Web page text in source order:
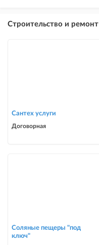
Строительство и ремонт
Сантех услуги
Договорная
Соляные пещеры "под
ключ"